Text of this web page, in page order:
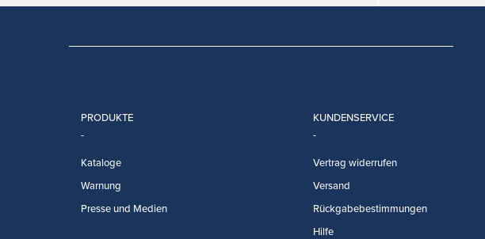
PRODUKTE
Kataloge
Warnung
Presse und Medien
KUNDENSERVICE
Vertrag widerrufen
Versand
Rückgabebestimmungen
Hilfe